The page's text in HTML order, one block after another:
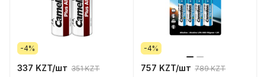
-4%
337 KZT/шт 351 KZT
-4%
757 KZT/шт 789 KZT